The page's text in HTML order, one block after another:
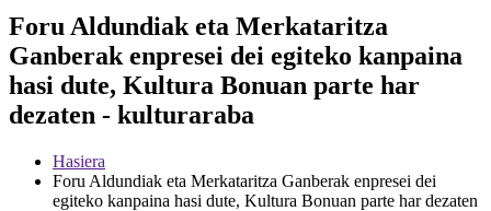
Foru Aldundiak eta Merkataritza
Ganberak enpresei dei egiteko kanpaina
hasi dute, Kultura Bonuan parte har
dezaten - kulturaraba
Hasiera
Foru Aldundiak eta Merkataritza Ganberak enpresei dei
egiteko kanpaina hasi dute, Kultura Bonuan parte har dezaten